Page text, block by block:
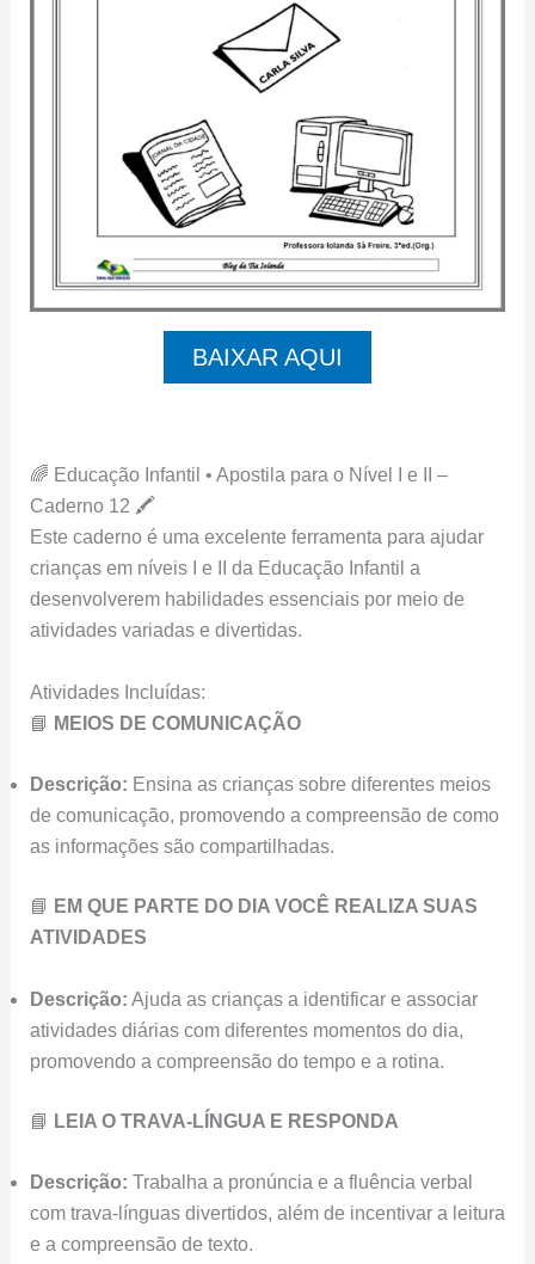
BAIXAR AQUI
🌈 Educação Infantil • Apostila para o Nível I e II –
Caderno 12 🖍️
Este caderno é uma excelente ferramenta para ajudar
crianças em níveis I e II da Educação Infantil a
desenvolverem habilidades essenciais por meio de
atividades variadas e divertidas.
Atividades Incluídas:
📘 MEIOS DE COMUNICAÇÃO
Descrição: Ensina as crianças sobre diferentes meios
de comunicação, promovendo a compreensão de como
as informações são compartilhadas.
📘 EM QUE PARTE DO DIA VOCÊ REALIZA SUAS
ATIVIDADES
Descrição: Ajuda as crianças a identificar e associar
atividades diárias com diferentes momentos do dia,
promovendo a compreensão do tempo e a rotina.
📘 LEIA O TRAVA-LÍNGUA E RESPONDA
Descrição: Trabalha a pronúncia e a fluência verbal
com trava-línguas divertidos, além de incentivar a leitura
e a compreensão de texto.